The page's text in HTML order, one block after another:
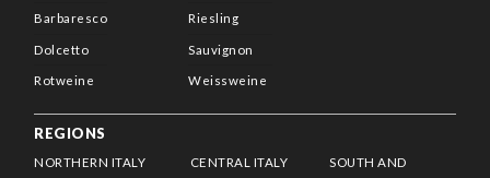
Barbaresco
Dolcetto
Rotweine
Riesling
Sauvignon
Weissweine
REGIONS
NORTHERN ITALY CENTRAL ITALY
SOUTH AND